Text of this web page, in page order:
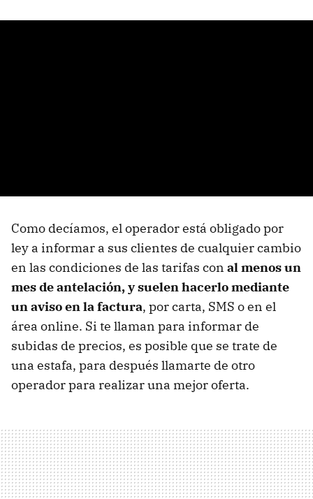
Como decíamos, el operador está obligado por
ley a informar a sus clientes de cualquier cambio
en las condiciones de las tarifas con al menos un
mes de antelación, y suelen hacerlo mediante
un aviso en la factura, por carta, SMS o en el
área online. Si te llaman para informar de
subidas de precios, es posible que se trate de
una estafa, para después llamarte de otro
operador para realizar una mejor oferta.